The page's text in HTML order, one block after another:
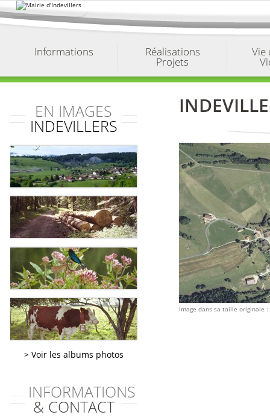
au
contenu.
Informations Réalisations
Projets
Vie
EN IMAGES
INDEVILLERS
Voir les albums photos
INFORMATIONS
& CONTACT
Image dans sa taille originale :